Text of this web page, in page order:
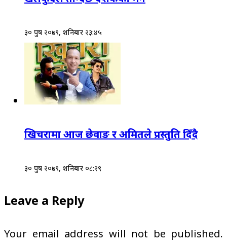
३० पुष २०७९, शनिबार २३:४५
खिचरामा आज छेवाङ र अमितले प्रस्तुति दिँदै
३० पुष २०७९, शनिबार ०८:२९
Leave a Reply
Your email address will not be published.